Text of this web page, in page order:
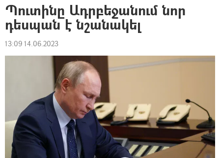
Պուտինը Ադրբեջանում նոր
դեսպան է նշանակել
13:09 14.06.2023